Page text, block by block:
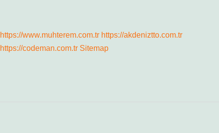
https://www.muhterem.com.tr https://akdeniztto.com.tr
https://codeman.com.tr Sitemap